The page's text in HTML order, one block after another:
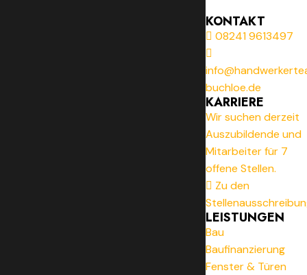
KONTAKT
08241 9613497
buchloe.de
KARRIERE
Wir suchen derzeit
Auszubildende und
Mitarbeiter für 7
offene Stellen.
Zu den
LEISTUNGEN
Bau
Baufinanzierung
Fenster & Türen